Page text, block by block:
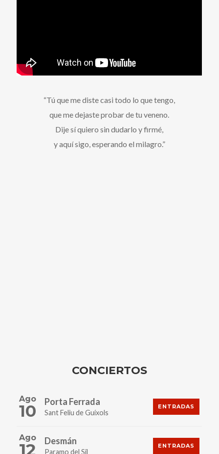
“Tú que me diste casi todo lo que tengo,
que me dejaste probar de tu veneno.
Dije sí quiero sin dudarlo y firmé,
y aquí sigo, esperando el milagro.”
CONCIERTOS
Ago
10 Porta Ferrada
Sant Feliu de Guíxols
ENTRADAS
Ago Desmán
Paramo del Sil
ENTRADAS